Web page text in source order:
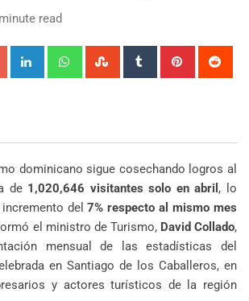
read
Google+ LinkedIn WhatsappStumbleUpon
Tumblr Pinterest
dominicano sigue cosechando logros al
de 1,020,646 visitantes solo en abril , lo
incremento del7% respecto al mismo mes
el ministro de Turismo, David Collado,
mensual de las estadísticas del
en Santiago de los Caballeros, en
y actores turísticos de la región